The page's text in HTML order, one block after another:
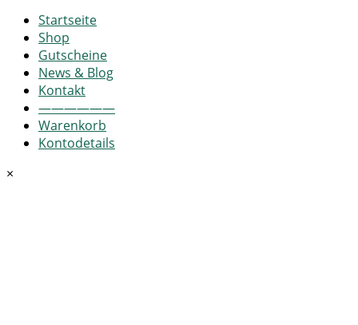
Startseite
Shop
Gutscheine
News & Blog
Kontakt
——————
Warenkorb
Kontodetails
×